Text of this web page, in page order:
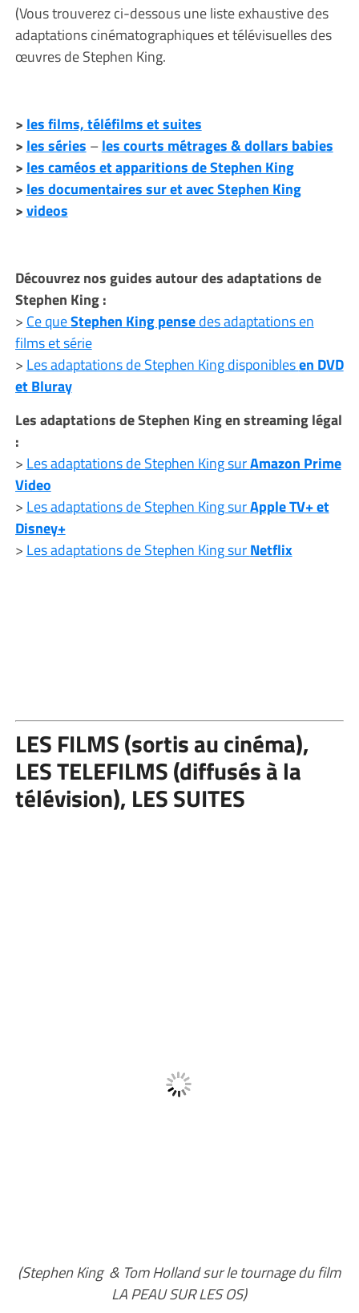
(Vous trouverez ci-dessous une liste exhaustive des
adaptations cinématographiques et télévisuelles des
œuvres de Stephen King.
> les films, téléfilms et suites
> les séries –les courts métrages & dollars babies
> les caméos et apparitions de Stephen King
> les documentaires sur et avec Stephen King
>videos
Découvrez nos guides autour des adaptations de
Stephen King :
> Ce queStephen King pensedes adaptations en
films et série
> Les adaptations de Stephen King disponiblesen DVD
et Bluray
Les adaptations de Stephen King en streaming légal
:
> Les adaptations de Stephen King surAmazon Prime
Video
> Les adaptations de Stephen King surApple TV+ et
Disney+
> Les adaptations de Stephen King surNetflix
LES FILMS (sortis au cinéma),
LES TELEFILMS (diffusés à la
télévision), LES SUITES
(Stephen King & Tom Holland sur le tournage du film
LA PEAU SUR LES OS)